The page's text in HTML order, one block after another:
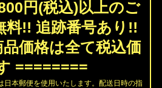
円(税込)以上のご
料!! 追跡番号あり!!
価格は全て税込価
========
日本郵便を使用いたします。配送日時の指